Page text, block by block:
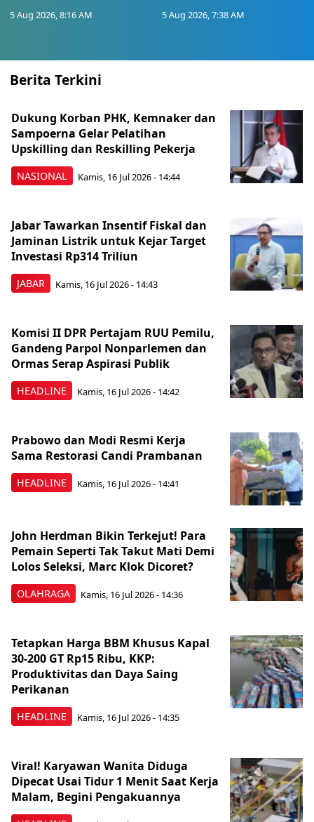
5 Aug 2026, 8:16 AM 5 Aug 2026, 7:38 AM
Berita Terkini
NASIONAL
Dukung Korban PHK, Kemnaker dan
Sampoerna Gelar Pelatihan
Upskilling dan Reskilling Pekerja
Kamis, 16 Jul 2026 - 14:44
JABAR
Jabar Tawarkan Insentif Fiskal dan
Jaminan Listrik untuk Kejar Target
Investasi Rp314 Triliun
Kamis, 16 Jul 2026 - 14:43
HEADLINE
Komisi II DPR Pertajam RUU Pemilu,
Gandeng Parpol Nonparlemen dan
Ormas Serap Aspirasi Publik
Kamis, 16 Jul 2026 - 14:42
HEADLINE
Prabowo dan Modi Resmi Kerja
Sama Restorasi Candi Prambanan
Kamis, 16 Jul 2026 - 14:41
OLAHRAGA
John Herdman Bikin Terkejut! Para
Pemain Seperti Tak Takut Mati Demi
Lolos Seleksi, Marc Klok Dicoret?
Kamis, 16 Jul 2026 - 14:36
HEADLINE
Tetapkan Harga BBM Khusus Kapal
30-200 GT Rp15 Ribu, KKP:
Produktivitas dan Daya Saing
Perikanan
Kamis, 16 Jul 2026 - 14:35
Viral! Karyawan Wanita Diduga
Dipecat Usai Tidur 1 Menit Saat Kerja
Malam, Begini Pengakuannya